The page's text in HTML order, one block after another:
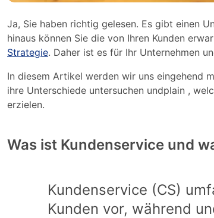
Ja, Sie haben richtig gelesen. Es gibt einen
hinaus können Sie die von Ihren Kunden
Strategie. Daher ist es für Ihr Unternehmen
In diesem Artikel werden wir uns eingehend
ihre Unterschiede untersuchen undplain ,
erzielen.
Was ist Kundenservice und
Kundenservice (CS)
Kunden vor, während